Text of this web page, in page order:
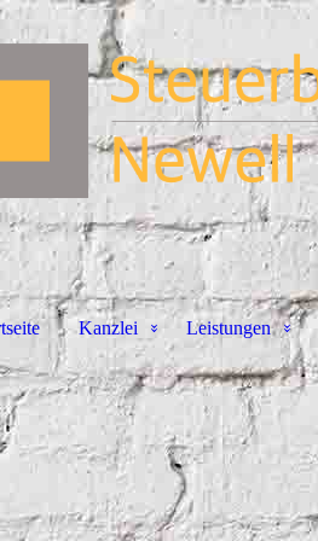
Kanzlei Leistungen